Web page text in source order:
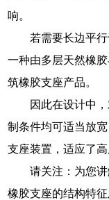
响。
若需要长边平
一种由多层天然橡
筑橡胶支座产品。
因此在设计中
制条件均可适当放
支座装置，适应了高
请关注：为您
橡胶支座的结构特